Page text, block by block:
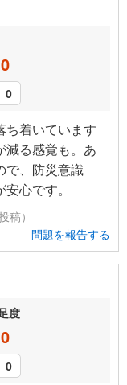
0
ち着いています
減る感覚も。あ
で、防災意識
心です。
稿）
問題を報告する
度
0